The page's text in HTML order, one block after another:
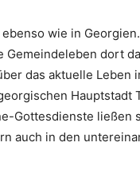
wie in
Gemeindeleben dort
das aktuelle Leben
Hauptstadt
Gottesdienste
auch in den